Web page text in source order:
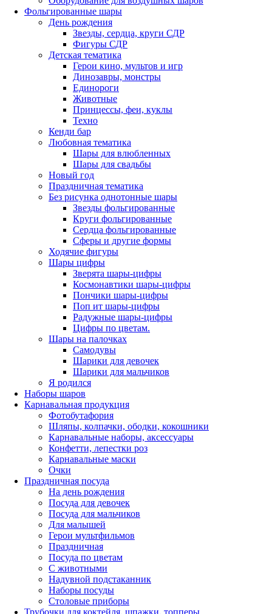
Фольгированные шары
День рождения
Звезды, сердца, круги СДР
Фигуры СДР
Детская тематика
Герои кино, мультов и игр
Динозавры, монстры
Единороги
Животные
Принцессы, феи, куклы
Техно
Кенди бар
Любовная тематика
Шары для влюбленных
Шары для свадьбы
Новый год
Праздничная тематика
Без рисунка однотонные шары
Звезды фольгированные
Круги фольгированные
Сердца фольгированные
Сферы и другие формы
Ходячие фигуры
Шары цифры
Зверята шары-цифры
Космонавтики шары-цифры
Пончики шары-цифры
Поп ит шары-цифры
Радужные шары-цифры
Цифры по цветам.
Шары на палочках
Самодувы
Шарики для девочек
Шарики для мальчиков
Я родился
Наборы шаров
Карнавальная продукция
Фотобутафория
Шляпы, колпачки, ободки, кокошники
Карнавальные наборы, аксессуары
Конфетти, лепестки роз
Карнавальные маски
Очки
Праздничная посуда
На день рождения
Посуда для девочек
Посуда для мальчиков
Для малышей
Герои мультфильмов
Праздничная
Посуда по цветам
С животными
Надувной подстаканник
Наборы посуды
Столовые приборы
Трубочки для коктейля, шпажки, топперы